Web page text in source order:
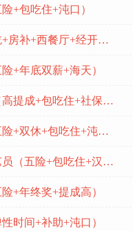
+包吃住+沌口）
推广 服务员（包吃+房补+西餐厅+经开万达）
+年底双薪+海天）
推广 家具导购员（高提成+包吃住+社保+沌口)
推广 成本会计（五险+双休+包吃住+沌口）
推广 注塑调机工艺员（五险+包吃住+汉南）
+年终奖+提成高）
时间+补助+沌口）